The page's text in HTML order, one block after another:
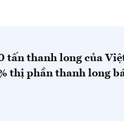
tấn thanh long của
thị phần thanh long